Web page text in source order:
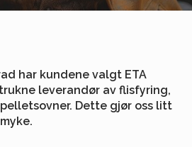
har kundene valgt ETA
leverandør av flisfyring,
Dette gjør oss litt